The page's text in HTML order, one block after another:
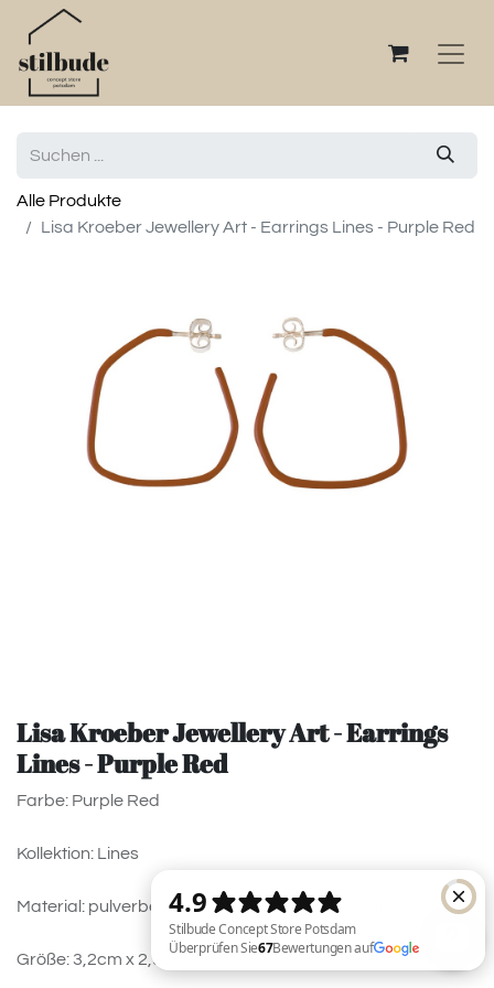
Alle Produkte
Lisa Kroeber Jewellery Art - Earrings Lines - Purple Red
Lisa Kroeber Jewellery Art - Earrings
Lines - Purple Red
Farbe: Purple Red
Kollektion: Lines
Material: pulverbeschichtetes Messing, 925 Silver
Größe: 3,2cm x 2,9cm.